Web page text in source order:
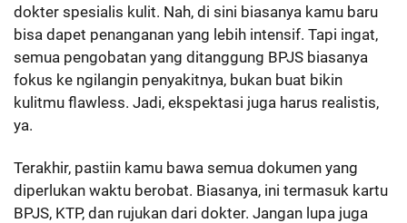
dokter spesialis kulit. Nah, di sini biasanya kamu baru
bisa dapet penanganan yang lebih intensif. Tapi ingat,
semua pengobatan yang ditanggung BPJS biasanya
fokus ke ngilangin penyakitnya, bukan buat bikin
kulitmu flawless. Jadi, ekspektasi juga harus realistis,
ya.
Terakhir, pastiin kamu bawa semua dokumen yang
diperlukan waktu berobat. Biasanya, ini termasuk kartu
BPJS, KTP, dan rujukan dari dokter. Jangan lupa juga